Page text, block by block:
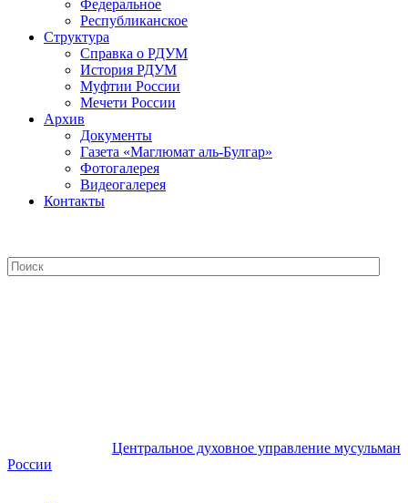
Федеральное
Республиканское
Структура
Справка о РДУМ
История РДУМ
Муфтии России
Мечети России
Архив
Документы
Газета «Маглюмат аль-Булгар»
Фотогалерея
Видеогалерея
Контакты
Центральное духовное управление мусульман
России